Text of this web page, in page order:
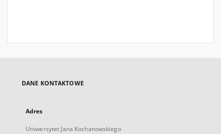
DANE KONTAKTOWE
Adres
Uniwersytet Jana Kochanowskiego